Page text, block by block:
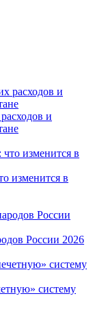
и
изменится в
России 2026
систему